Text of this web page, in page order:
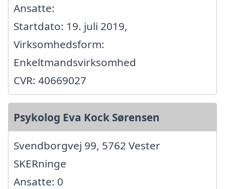
Ansatte:
Startdato: 19. juli 2019,
Virksomhedsform:
Enkeltmandsvirksomhed
CVR: 40669027
Psykolog Eva Kock Sørensen
Svendborgvej 99, 5762 Vester
SKERninge
Ansatte: 0